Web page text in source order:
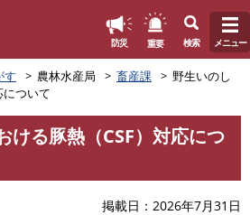
防災 重要 検索 メニュー
す 農林水産局 畜産課
野生いのし
について
ける豚熱（CSF）対応につ
掲載日
2026年7月31日